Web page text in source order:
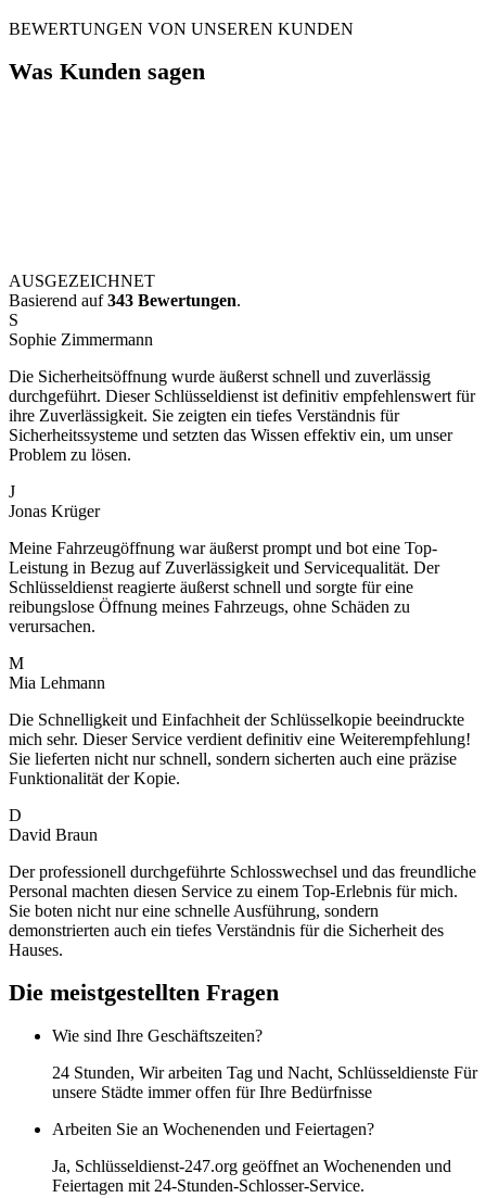
BEWERTUNGEN VON UNSEREN KUNDEN
Was Kunden sagen
AUSGEZEICHNET
Basierend auf343 Bewertungen.
S
Sophie Zimmermann
Die Sicherheitsöffnung wurde äußerst schnell und zuverlässig
durchgeführt. Dieser Schlüsseldienst ist definitiv empfehlenswert für
ihre Zuverlässigkeit. Sie zeigten ein tiefes Verständnis für
Sicherheitssysteme und setzten das Wissen effektiv ein, um unser
Problem zu lösen.
J
Jonas Krüger
Meine Fahrzeugöffnung war äußerst prompt und bot eine Top-
Leistung in Bezug auf Zuverlässigkeit und Servicequalität. Der
Schlüsseldienst reagierte äußerst schnell und sorgte für eine
reibungslose Öffnung meines Fahrzeugs, ohne Schäden zu
verursachen.
M
Mia Lehmann
Die Schnelligkeit und Einfachheit der Schlüsselkopie beeindruckte
mich sehr. Dieser Service verdient definitiv eine Weiterempfehlung!
Sie lieferten nicht nur schnell, sondern sicherten auch eine präzise
Funktionalität der Kopie.
D
David Braun
Der professionell durchgeführte Schlosswechsel und das freundliche
Personal machten diesen Service zu einem Top-Erlebnis für mich.
Sie boten nicht nur eine schnelle Ausführung, sondern
demonstrierten auch ein tiefes Verständnis für die Sicherheit des
Hauses.
Die meistgestellten Fragen
Wie sind Ihre Geschäftszeiten?
24 Stunden, Wir arbeiten Tag und Nacht, Schlüsseldienste Für
unsere Städte immer offen für Ihre Bedürfnisse
Arbeiten Sie an Wochenenden und Feiertagen?
Ja, Schlüsseldienst-247.org geöffnet an Wochenenden und
Feiertagen mit 24-Stunden-Schlosser-Service.